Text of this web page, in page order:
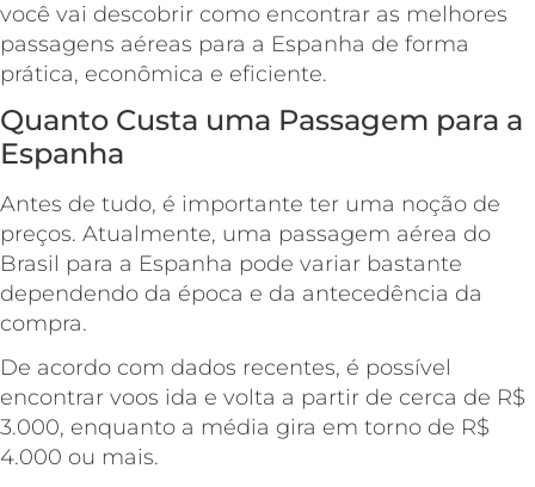
você vai descobrir como encontrar as melhores
passagens aéreas para a Espanha de forma
prática, econômica e eficiente.
Quanto Custa uma Passagem para a
Espanha
Antes de tudo, é importante ter uma noção de
preços. Atualmente, uma passagem aérea do
Brasil para a Espanha pode variar bastante
dependendo da época e da antecedência da
compra.
De acordo com dados recentes, é possível
encontrar voos ida e volta a partir de cerca de R$
3.000, enquanto a média gira em torno de R$
4.000 ou mais.